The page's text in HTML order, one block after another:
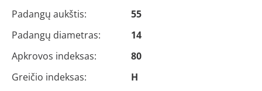
Padangų aukštis:
55
Padangų diametras:
14
Apkrovos indeksas:
80
Greičio indeksas:
H